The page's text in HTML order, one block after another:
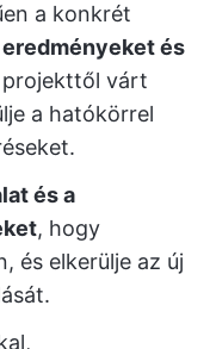
a konkrét
és
projekttől várt
a hatókörrel
és a
, hogy
és elkerülje az új